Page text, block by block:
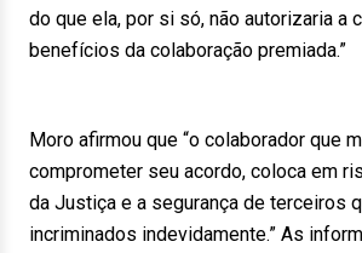
do que ela, por si só, não autorizaria a
benefícios da colaboração premiada.”
Moro afirmou que “o colaborador que
comprometer seu acordo, coloca em
da Justiça e a segurança de terceiros
incriminados indevidamente.” As